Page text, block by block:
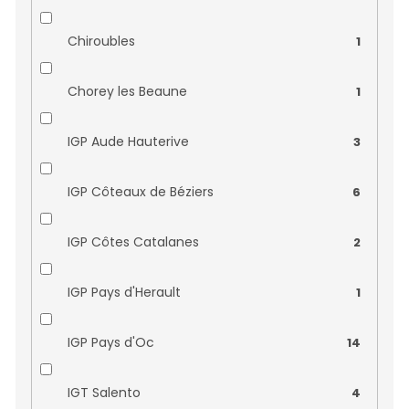
Domaine Huguenot 0
Domaine Champalou 0
Domaine Charpentier 0
Domaine Jean-Claude Rateau 0
Domaine Jérôme Meyer 0
Domaine Julien Gros 0
Domaine Lasserre 0
Domaine Les Cailloux 0
Chiroubles 1
Chorey les Beaune 1
IGP Aude Hauterive 3
IGP Côteaux de Béziers 6
IGP Côtes Catalanes 2
IGP Pays d'Herault 1
IGP Pays d'Oc 14
IGT Salento 4